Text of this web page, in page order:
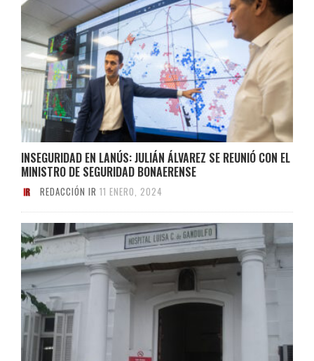
INSEGURIDAD EN LANÚS: JULIÁN ÁLVAREZ SE REUNIÓ CON EL
MINISTRO DE SEGURIDAD BONAERENSE
REDACCIÓN IR 11 ENERO, 2024